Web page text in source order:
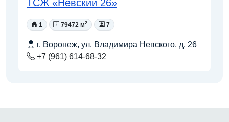
ТСЖ «Невский 26»
1 79472 м2 7
г. Воронеж, ул. Владимира Невского, д. 26
+7 (961) 614-68-32